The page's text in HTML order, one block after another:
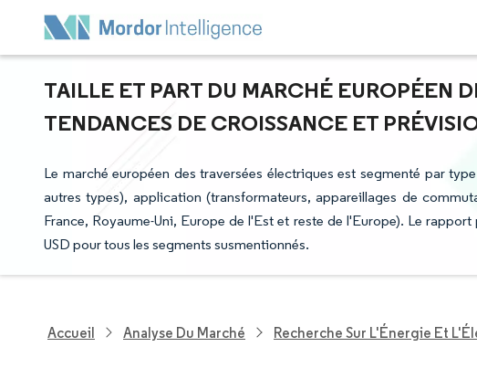
TAILLE ET PART DU MARCHÉ EUROPÉEN
TENDANCES DE CROISSANCE ET
Le marché européen des traversées électriques est segmenté par
autres types), application (transformateurs, appareillages de
France, Royaume-Uni, Europe de l'Est et reste de l'Europe). Le
USD pour tous les segments susmentionnés.
Accueil Analyse Du Marché Recherche Sur L'Énergie Et